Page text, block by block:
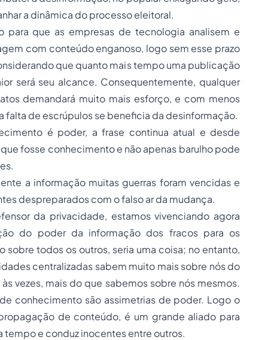
a dinâmica do processo eleitoral.
para que as empresas de tecnologia analisem e
com conteúdo enganoso, logo sem esse prazo
que quanto mais tempo uma publicação
será seu alcance. Consequentemente, qualquer
demandará muito mais esforço, e com menos
falta de escrúpulos se beneficia da desinformação.
é poder, a frase continua atual e desde
fosse conhecimento e não apenas barulho pode
a informação muitas guerras foram vencidas e
despreparados com o falso ar da mudança.
da privacidade, estamos vivenciando agora
do poder da informação dos fracos para os
todos os outros, seria uma coisa; no entanto,
centralizadas sabem muito mais sobre nós do
vezes, mais do que sabemos sobre nós mesmos.
conhecimento são assimetrias de poder. Logo o
de conteúdo, é um grande aliado para
e conduz inocentes entre outros.